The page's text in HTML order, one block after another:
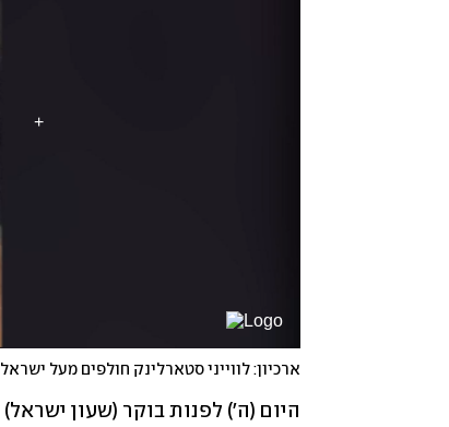
ארכיון: לווייני סטארלינק חולפים מעל ישראל